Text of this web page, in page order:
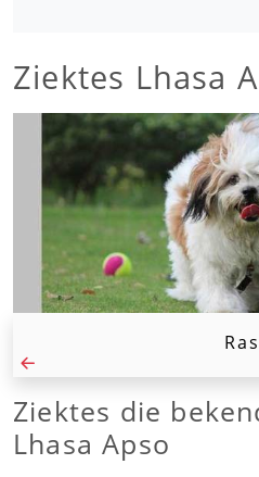
Ziektes Lhasa
Ras
Ziektes die
Lhasa Apso